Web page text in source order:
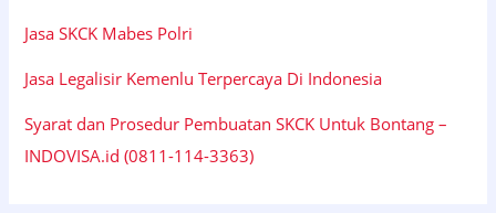
Jasa SKCK Mabes Polri
Jasa Legalisir Kemenlu Terpercaya Di Indonesia
Syarat dan Prosedur Pembuatan SKCK Untuk Bontang –
INDOVISA.id (0811-114-3363)